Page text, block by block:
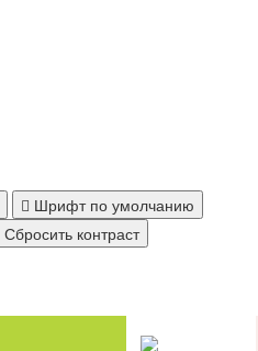
Шрифт по умолчанию
Сбросить контраст